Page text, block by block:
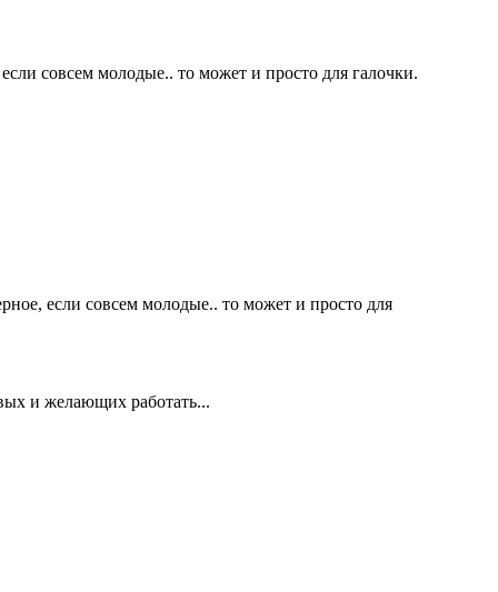
совсем молодые.. то может и просто для галочки.
если совсем молодые.. то может и просто для
и желающих работать...